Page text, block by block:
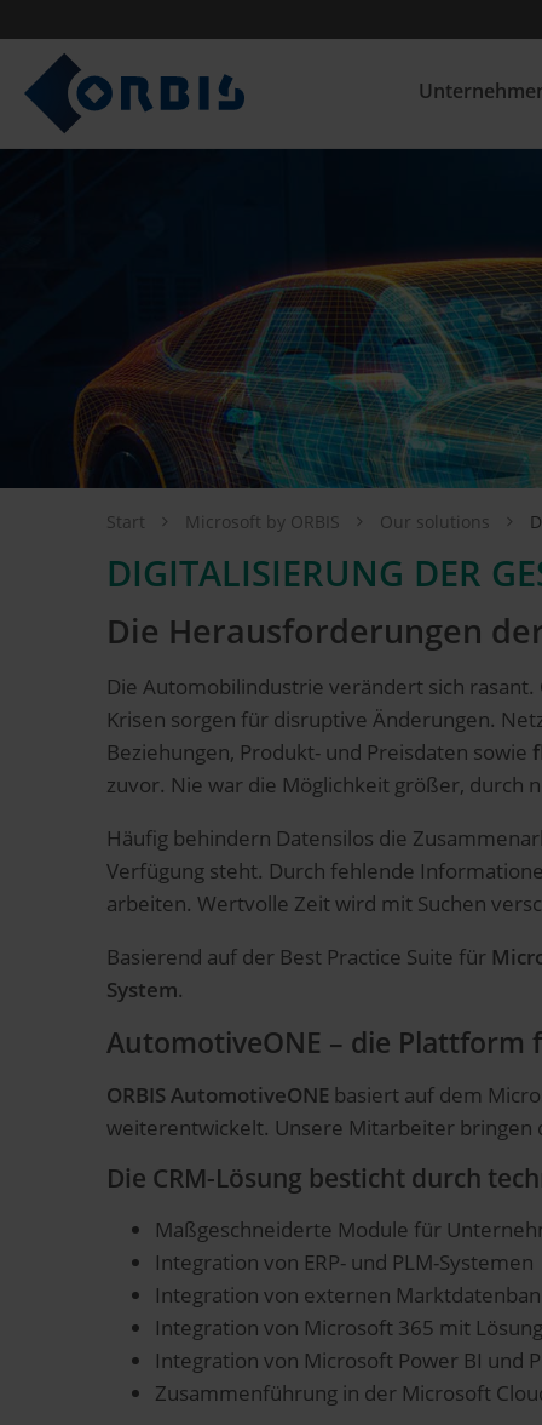
Start Microsoft by ORBIS Our solutions
DIGITALISIERUNG DER
Die Herausforderungen
Die Automobilindustrie verändert sich rasant.
Krisen sorgen für disruptive Änderungen.
Beziehungen, Produkt- und Preisdaten sowie
zuvor. Nie war die Möglichkeit größer, durch
Häufig behindern Datensilos die
Verfügung steht. Durch fehlende
arbeiten. Wertvolle Zeit wird mit Suchen
Basierend auf der Best Practice Suite für
System.
AutomotiveONE – die
ORBIS AutomotiveONE basiert auf dem
weiterentwickelt. Unsere Mitarbeiter bringen
Die CRM-Lösung besticht durch
Maßgeschneiderte Module für
Integration von ERP- und PLM-Systemen
Integration von externen
Integration von Microsoft 365 mit
Integration von Microsoft Power BI und
Zusammenführung in der Microsoft